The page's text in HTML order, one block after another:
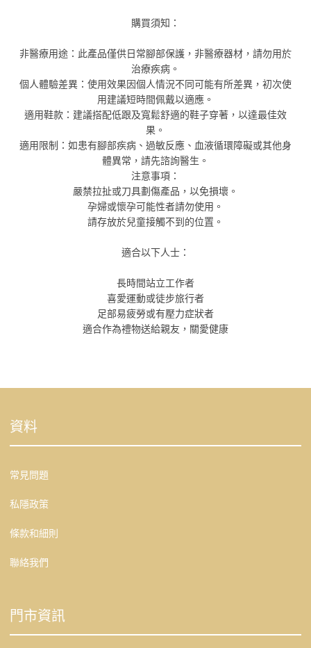
購買須知：
非醫療用途：此產品僅供日常腳部保護，非醫療器材，請勿用於
治療疾病。
個人體驗差異：使用效果因個人情況不同可能有所差異，初次使
用建議短時間佩戴以適應。
適用鞋款：建議搭配低跟及寬鬆舒適的鞋子穿著，以達最佳效
果。
適用限制：如患有腳部疾病、過敏反應、血液循環障礙或其他身
體異常，請先諮詢醫生。
注意事項：
嚴禁拉扯或刀具劃傷產品，以免損壞。
孕婦或懷孕可能性者請勿使用。
請存放於兒童接觸不到的位置。
適合以下人士：
長時間站立工作者
喜愛運動或徒步旅行者
足部易疲勞或有壓力症狀者
適合作為禮物送給親友，關愛健康
資料
常見問題
私隱政策
條款和細則
聯絡我們
門市資訊